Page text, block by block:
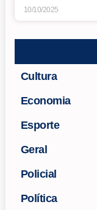
10/10/2025
Cultura
Economia
Esporte
Geral
Policial
Política